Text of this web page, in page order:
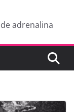
adrenalina